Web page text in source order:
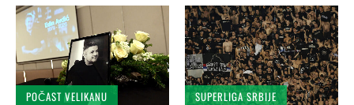
POČAST VELIKANU
SUPERLIGA SRBIJE